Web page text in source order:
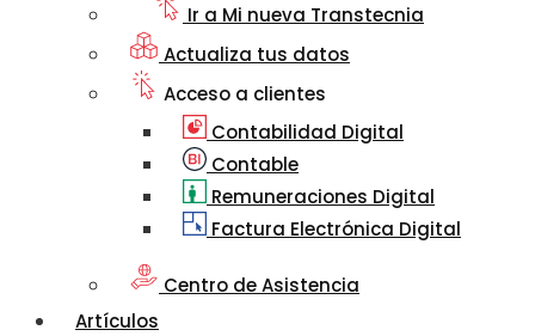
Ir a Mi nueva Transtecnia
Actualiza tus datos
Acceso a clientes
Contabilidad Digital
Contable
Remuneraciones Digital
Factura Electrónica Digital
Centro de Asistencia
Artículos